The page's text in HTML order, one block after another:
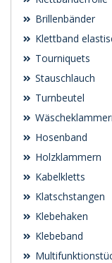
Brillenbänder
Klettband
Tourniquets
Stauschlauch
Turnbeutel
Hosenband
Holzklammern
Kabelkletts
Klatschstangen
Klebehaken
Klebeband